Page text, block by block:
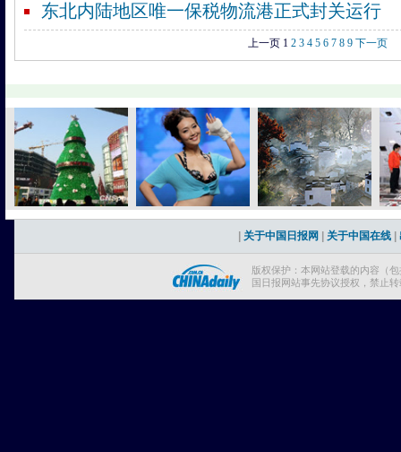
东北内陆地区唯一保税物流港正式封关运行
上一页 1 2 3 4 5 6 7 8 9 下一页